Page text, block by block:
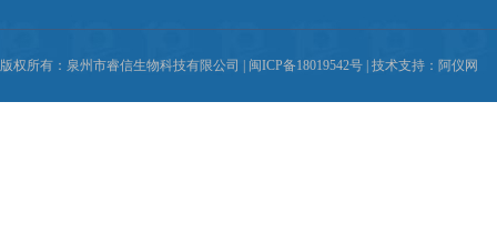
版权所有：泉州市睿信生物科技有限公司 | 闽ICP备18019542号 | 技术支持： 阿仪网